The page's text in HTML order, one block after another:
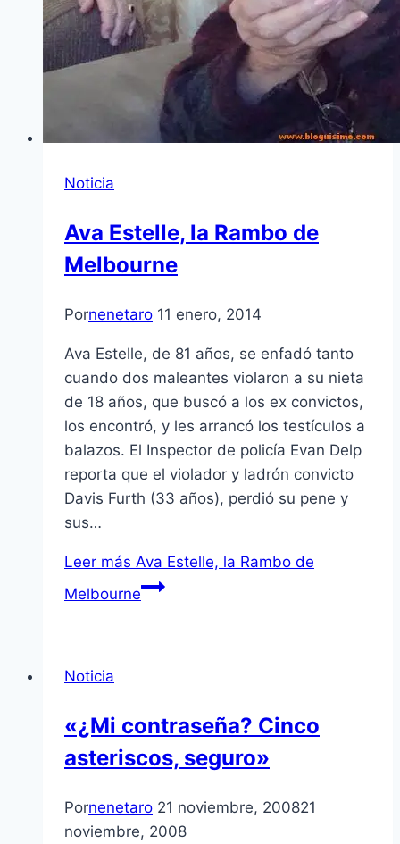
Noticia
Ava Estelle, la Rambo de
Melbourne
Pornenetaro 11 enero, 2014
Ava Estelle, de 81 años, se enfadó tanto
cuando dos maleantes violaron a su nieta
de 18 años, que buscó a los ex convictos,
los encontró, y les arrancó los testículos a
balazos. El Inspector de policía Evan Delp
reporta que el violador y ladrón convicto
Davis Furth (33 años), perdió su pene y
sus…
Leer más Ava Estelle, la Rambo de
Melbourne
Noticia
«¿Mi contraseña? Cinco
asteriscos, seguro»
Pornenetaro 21 noviembre, 200821
noviembre, 2008